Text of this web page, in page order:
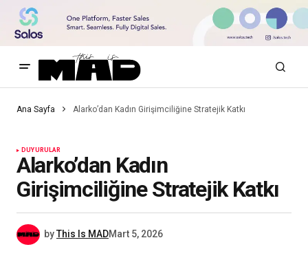
Ana Sayfa Alarko’dan Kadın Girişimciliğine Stratejik Katkı
DUYURULAR
Alarko’dan Kadın
Girişimciliğine Stratejik Katkı
byThis Is MADMart 5, 2026